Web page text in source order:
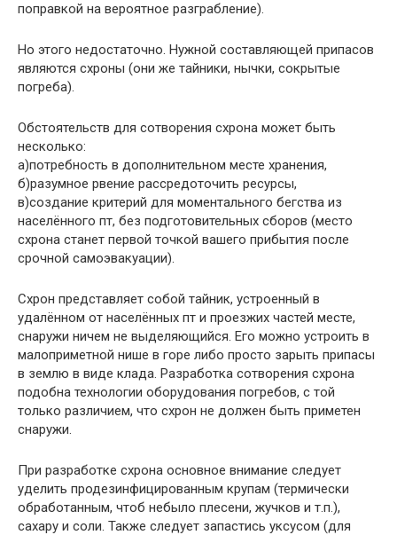
поправкой на вероятное разграбление).
Но этого недостаточно. Нужной составляющей припасов
являются схроны (они же тайники, нычки, сокрытые
погреба).
Обстоятельств для сотворения схрона может быть
несколько:
а)потребность в дополнительном месте хранения,
б)разумное рвение рассредоточить ресурсы,
в)создание критерий для моментального бегства из
населённого пт, без подготовительных сборов (место
схрона станет первой точкой вашего прибытия после
срочной самоэвакуации).
Схрон представляет собой тайник, устроенный в
удалённом от населённых пт и проезжих частей месте,
снаружи ничем не выделяющийся. Его можно устроить в
малоприметной нише в горе либо просто зарыть припасы
в землю в виде клада. Разработка сотворения схрона
подобна технологии оборудования погребов, с той
только различием, что схрон не должен быть приметен
снаружи.
При разработке схрона основное внимание следует
уделить продезинфицированным крупам (термически
обработанным, чтоб небыло плесени, жучков и т.п.),
сахару и соли. Также следует запастись уксусом (для